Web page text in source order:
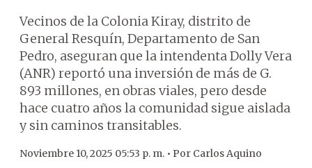
Vecinos de la Colonia Kiray, distrito de
General Resquín, Departamento de San
Pedro, aseguran que la intendenta Dolly Vera
(ANR) reportó una inversión de más de G.
893 millones, en obras viales, pero desde
hace cuatro años la comunidad sigue aislada
y sin caminos transitables.
Noviembre 10, 2025 05:53 p. m. • Por Carlos Aquino